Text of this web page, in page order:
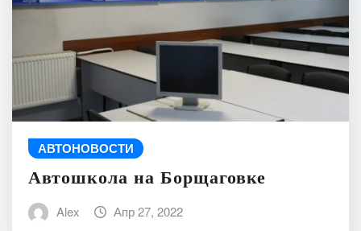
АВТОНОВОСТИ
Автошкола на Борщаговке
Alex Апр 27, 2022